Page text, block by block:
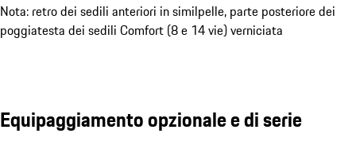
Nota: retro dei sedili anteriori in similpelle, parte posteriore dei
poggiatesta dei sedili Comfort (8 e 14 vie) verniciata
Equipaggiamento opzionale e di serie